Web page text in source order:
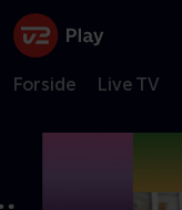
Forside Live TV